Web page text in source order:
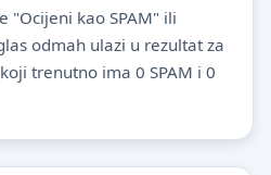
"Ocijeni kao SPAM" ili
odmah ulazi u rezultat za
trenutno ima 0 SPAM i 0